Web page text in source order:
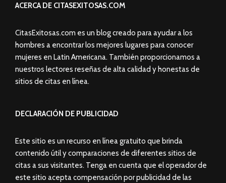
ACERCA DE CITASEXITOSAS.COM
CitasExitosas.com es un blog creado para ayudar a los
hombres a encontrar los mejores lugares para conocer
mujeres en Latin Americana. También proporcionamos a
nuestros lectores reseñas de alta calidad y honestas de
sitios de citas en línea.
DECLARACIÓN DE PUBLICIDAD
Este sitio es un recurso en línea gratuito que brinda
contenido útil y comparaciones de diferentes sitios de
citas a sus visitantes. Tenga en cuenta que el operador de
este sitio acepta compensación por publicidad de las